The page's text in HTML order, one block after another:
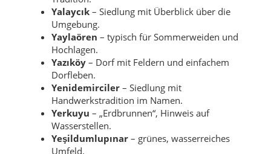
Yalaycık – Siedlung mit Überblick über die
Umgebung.
Yaylaören – typisch für Sommerweiden und
Hochlagen.
Yazıköy – Dorf mit Feldern und einfachem
Dorfleben.
Yenidemirciler – Siedlung mit
Handwerkstradition im Namen.
Yerkuyu – „Erdbrunnen“, Hinweis auf
Wasserstellen.
Yeşildumlupınar – grünes, wasserreiches
Umfeld.